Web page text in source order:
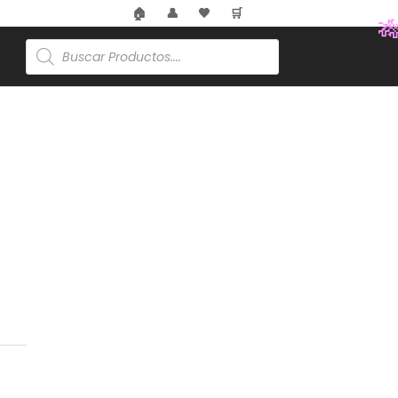
🏠 👤 🖤
🛒
Búsqueda
de
productos